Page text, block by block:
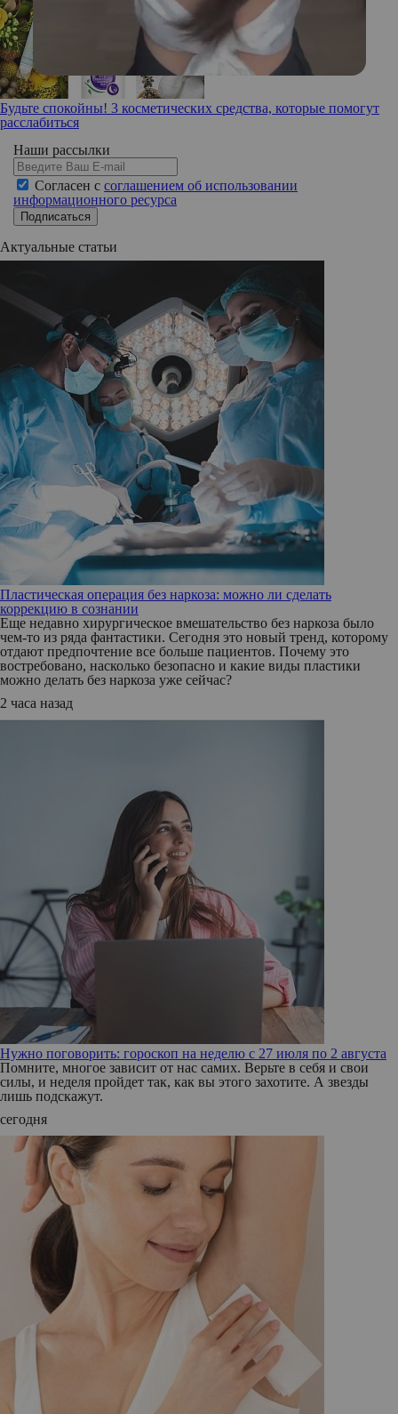
Будьте спокойны! 3 косметических средства, которые помогут
расслабиться
Наши рассылки
Согласен с соглашением об использовании
информационного ресурса
Подписаться
Актуальные статьи
Пластическая операция без наркоза: можно ли сделать
коррекцию в сознании
Еще недавно хирургическое вмешательство без наркоза было
чем-то из ряда фантастики. Сегодня это новый тренд, которому
отдают предпочтение все больше пациентов. Почему это
востребовано, насколько безопасно и какие виды пластики
можно делать без наркоза уже сейчас?
2 часа назад
Нужно поговорить: гороскоп на неделю с 27 июля по 2 августа
Помните, многое зависит от нас самих. Верьте в себя и свои
силы, и неделя пройдет так, как вы этого захотите. А звезды
лишь подскажут.
сегодня